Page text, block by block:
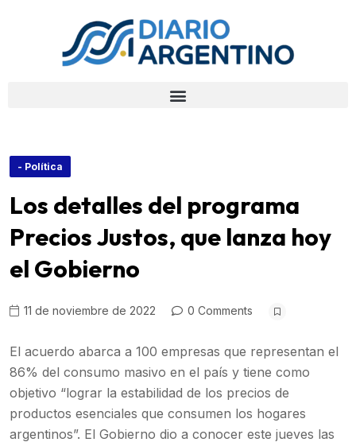
- Política
Los detalles del programa
Precios Justos, que lanza hoy
el Gobierno
11 de noviembre de 2022 0 Comments
El acuerdo abarca a 100 empresas que representan el
86% del consumo masivo en el país y tiene como
objetivo “lograr la estabilidad de los precios de
productos esenciales que consumen los hogares
argentinos”. El Gobierno dio a conocer este jueves las